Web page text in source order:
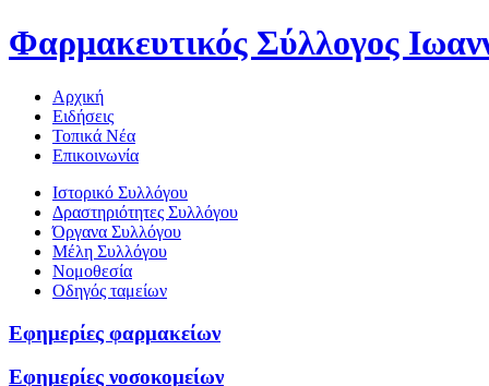
Φαρμακευτικός Σύλλογος
Αρχική
Ειδήσεις
Τοπικά Νέα
Επικοινωνία
Ιστορικό Συλλόγου
Δραστηριότητες Συλλόγου
Όργανα Συλλόγου
Μέλη Συλλόγου
Νομοθεσία
Οδηγός ταμείων
Εφημερίες φαρμακείων
Εφημερίες νοσοκομείων